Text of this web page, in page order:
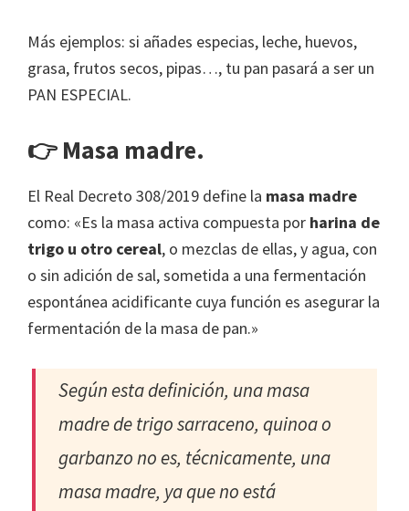
Más ejemplos: si añades especias, leche, huevos,
grasa, frutos secos, pipas…, tu pan pasará a ser un
PAN ESPECIAL.
👉 Masa madre.
El Real Decreto 308/2019 define la masa madre
como: «Es la masa activa compuesta por harina de
trigo u otro cereal, o mezclas de ellas, y agua, con
o sin adición de sal, sometida a una fermentación
espontánea acidificante cuya función es asegurar la
fermentación de la masa de pan.»
Según esta definición, una masa
madre de trigo sarraceno, quinoa o
garbanzo no es, técnicamente, una
masa madre, ya que no está